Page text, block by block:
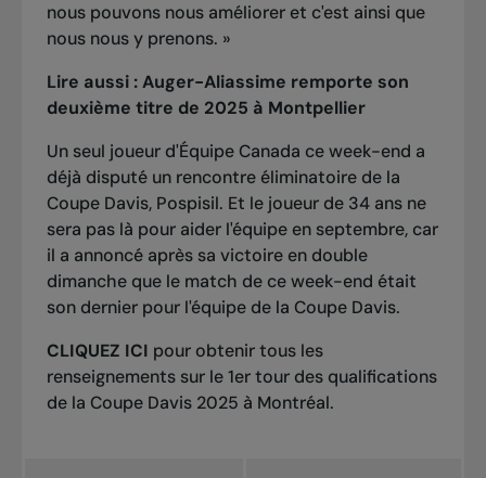
nous pouvons nous améliorer et c'est ainsi que
nous nous y prenons. »
Lire aussi :Auger-Aliassime remporte son
deuxième titre de 2025 à Montpellier
Un seul joueur d'Équipe Canada ce week-end a
déjà disputé un rencontre éliminatoire de la
Coupe Davis, Pospisil. Et le joueur de 34 ans ne
sera pas là pour aider l'équipe en septembre, car
il a annoncé après sa victoire en double
dimanche que le match de ce week-end était
son dernier pour l'équipe de la Coupe Davis.
CLIQUEZ ICI pour obtenir tous les
renseignements sur le 1er tour des qualifications
de la Coupe Davis 2025 à Montréal.